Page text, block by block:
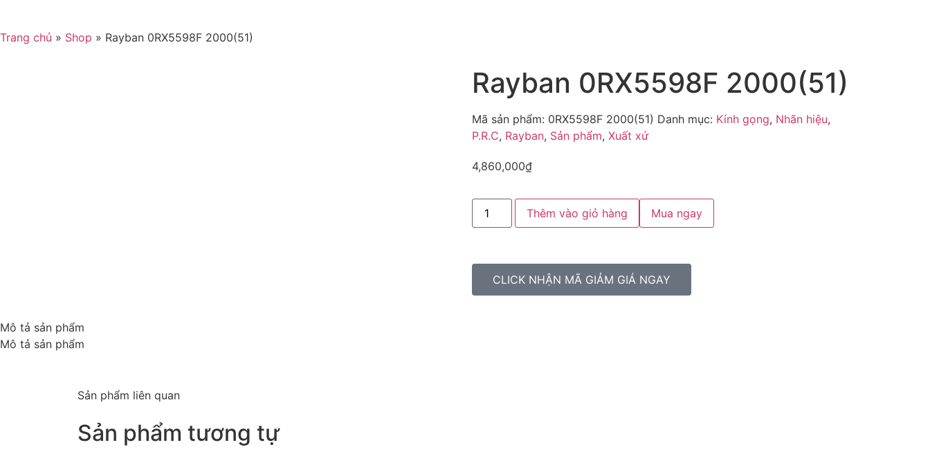
Trang chủ » Shop » Rayban 0RX5598F 2000(51)
Rayban 0RX5598F 2000(51)
Mã sản phẩm: 0RX5598F 2000(51) Danh mục: Kính gọng, Nhãn hiệu,
P.R.C, Rayban, Sản phẩm, Xuất xứ
4,860,000₫
Thêm vào giỏ hàng Mua ngay
CLICK NHẬN MÃ GIẢM GIÁ NGAY
Mô tả sản phẩm
Mô tả sản phẩm
Sản phẩm liên quan
Sản phẩm tương tự